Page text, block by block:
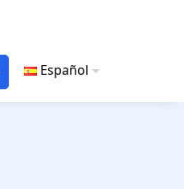
Español